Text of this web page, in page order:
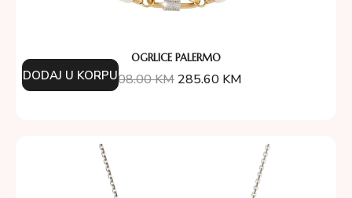
OGRLICE PALERMO
408.00KM 285.60 KM
DODAJ U KORPU